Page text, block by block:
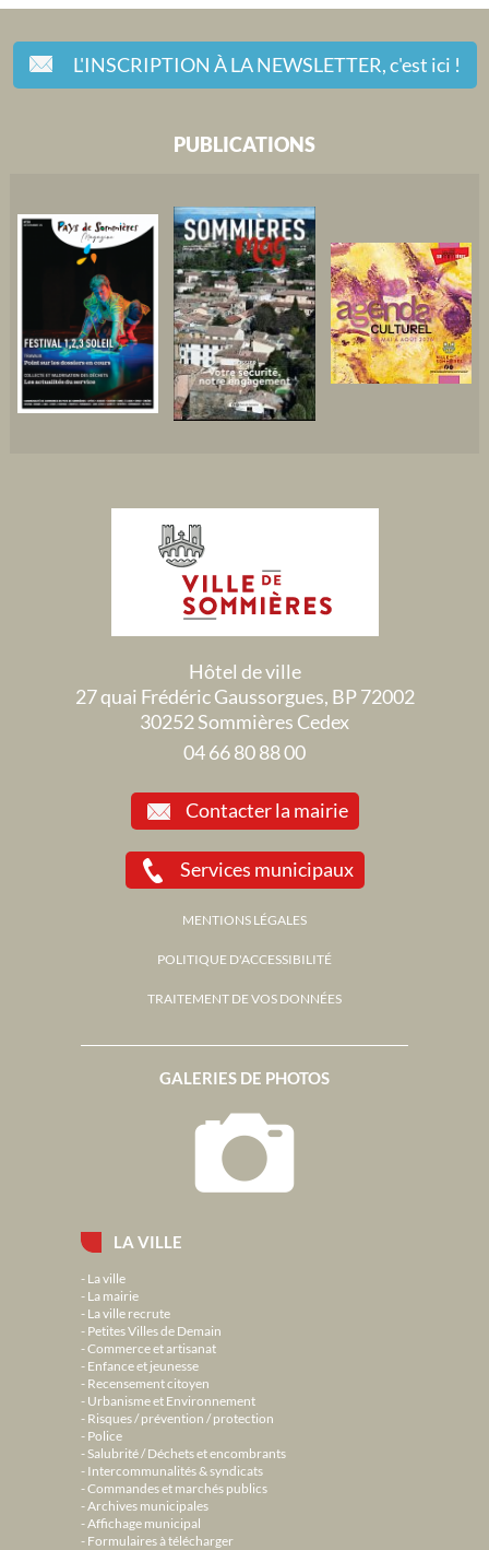
L'INSCRIPTION À LA NEWSLETTER,c'est ici !
LA VILLE
La ville
La mairie
La ville recrute
Petites Villes de Demain
Commerce et artisanat
Enfance et jeunesse
Recensement citoyen
Urbanisme et Environnement
Risques / prévention / protection
Police
Salubrité / Déchets et encombrants
Intercommunalités & syndicats
Commandes et marchés publics
Archives municipales
Affichage municipal
Formulaires à télécharger
GALERIES DE PHOTOS
PUBLICATIONS
Hôtel de ville
27 quai Frédéric Gaussorgues, BP 72002
30252 Sommières Cedex
04 66 80 88 00
Contacter la mairie
Services municipaux
MENTIONS LÉGALES
POLITIQUE D'ACCESSIBILITÉ
TRAITEMENT DE VOS DONNÉES